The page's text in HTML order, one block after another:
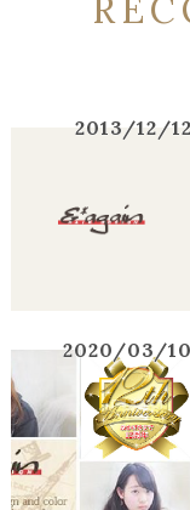
2013/12/12
2020/03/10